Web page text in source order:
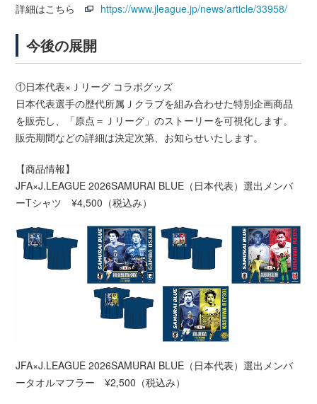
詳細はこちら https://www.jleague.jp/news/article/33958/
今後の展開
①日本代表×Ｊリーグ コラボグッズ
日本代表選手の歴代所属Ｊクラブを組み合わせた特別企画商品
を販売し、「原点＝Ｊリーグ」のストーリーを可視化します。
販売期間などの詳細は決定次第、お知らせいたします。
【商品情報】
JFA×J.LEAGUE 2026SAMURAI BLUE（日本代表）選出メンバ
ーTシャツ ¥4,500（税込み）
JFA×J.LEAGUE 2026SAMURAI BLUE（日本代表）選出メンバ
ータオルマフラー ¥2,500（税込み）